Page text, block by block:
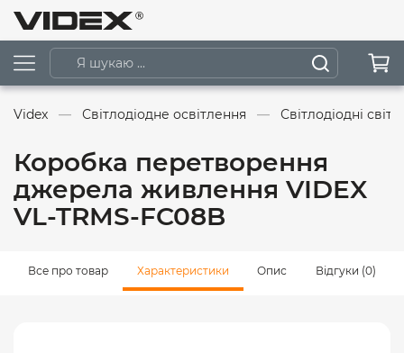
Videx Світлодіодне освітлення Світлодіодні
Коробка перетворення
джерела живлення VIDEX
VL-TRMS-FC08B
Все про товар Характеристики Опис Відгуки (0)